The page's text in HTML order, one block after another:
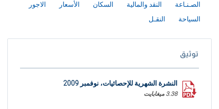
الصـنـاعة
النقد والمالية السكان الأسعار
الاجور
السياحة
النقـل
توثيق
النشرة الشهرية للإحصائيات، نوفمبر 2009
3.38 ميغابايت